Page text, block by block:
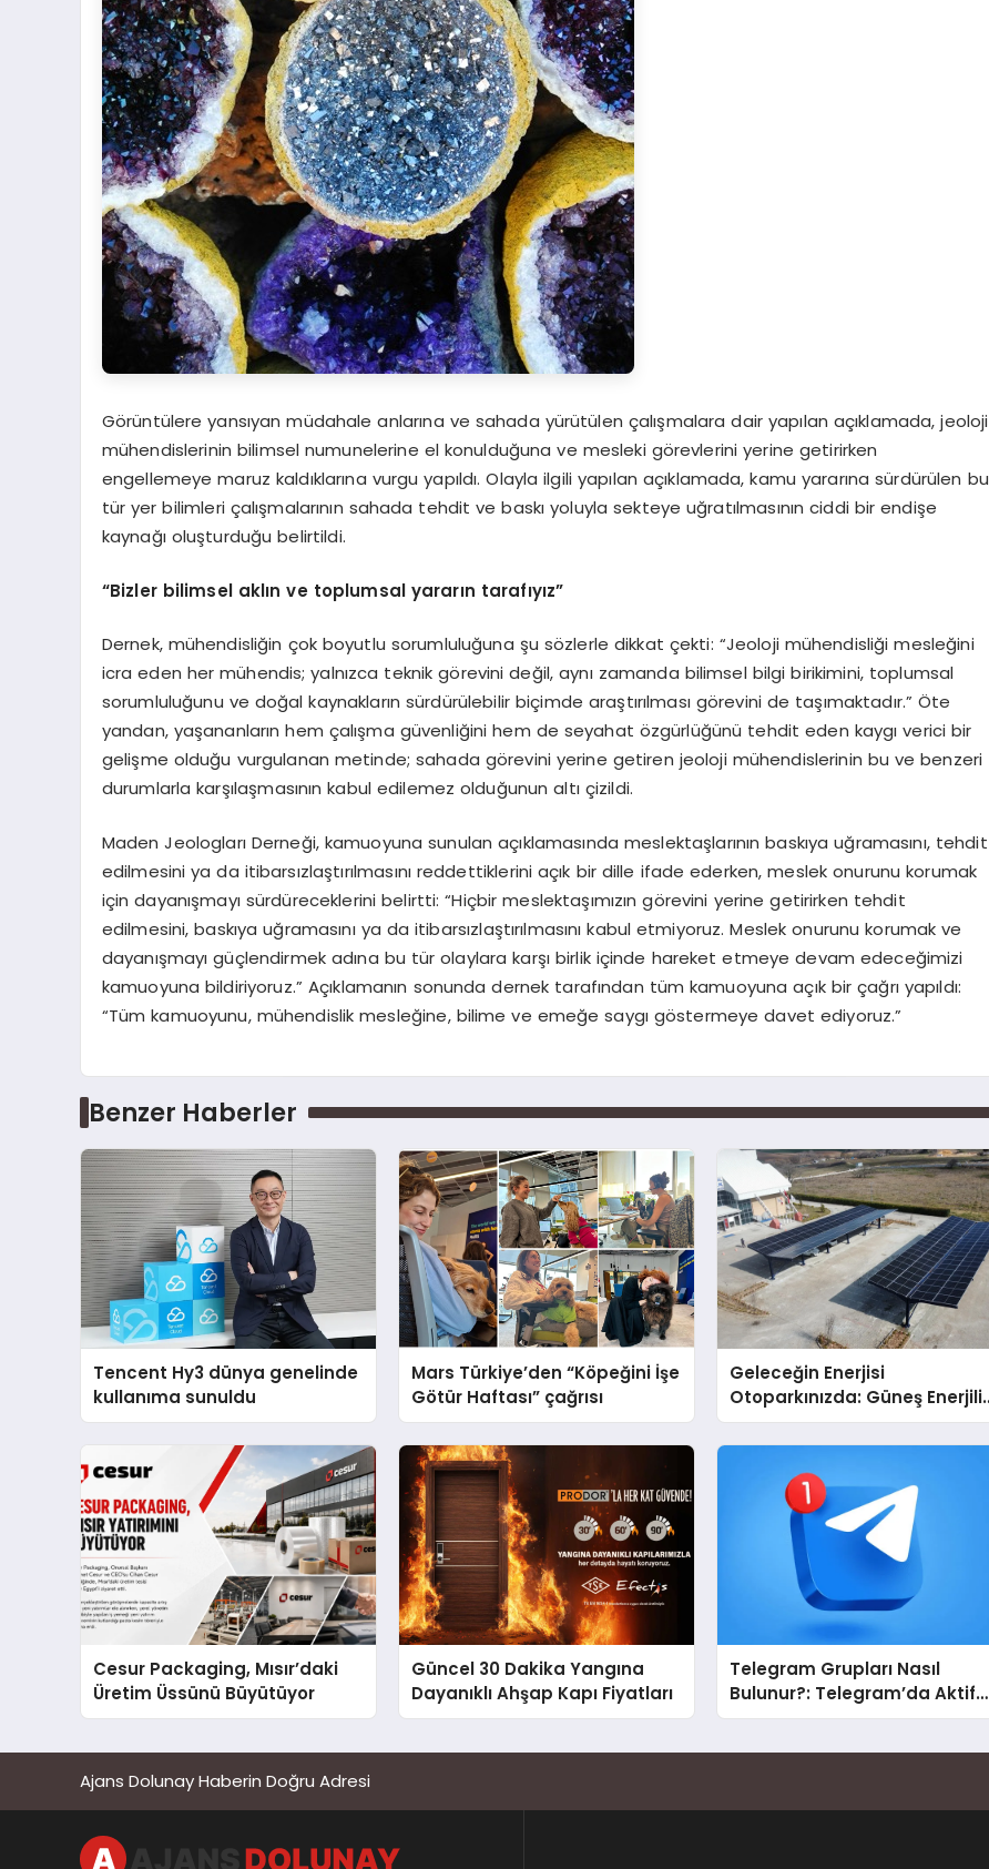
Görüntülere yansıyan müdahale anlarına ve sahada yürütülen çalışmalara dair yapılan açıklamada, jeoloji
mühendislerinin bilimsel numunelerine el konulduğuna ve mesleki görevlerini yerine getirirken
engellemeye maruz kaldıklarına vurgu yapıldı. Olayla ilgili yapılan açıklamada, kamu yararına sürdürülen bu
tür yer bilimleri çalışmalarının sahada tehdit ve baskı yoluyla sekteye uğratılmasının ciddi bir endişe
kaynağı oluşturduğu belirtildi.
“Bizler bilimsel aklın ve toplumsal yararın tarafıyız”
Dernek, mühendisliğin çok boyutlu sorumluluğuna şu sözlerle dikkat çekti: “Jeoloji mühendisliği mesleğini
icra eden her mühendis; yalnızca teknik görevini değil, aynı zamanda bilimsel bilgi birikimini, toplumsal
sorumluluğunu ve doğal kaynakların sürdürülebilir biçimde araştırılması görevini de taşımaktadır.” Öte
yandan, yaşananların hem çalışma güvenliğini hem de seyahat özgürlüğünü tehdit eden kaygı verici bir
gelişme olduğu vurgulanan metinde; sahada görevini yerine getiren jeoloji mühendislerinin bu ve benzeri
durumlarla karşılaşmasının kabul edilemez olduğunun altı çizildi.
Maden Jeologları Derneği, kamuoyuna sunulan açıklamasında meslektaşlarının baskıya uğramasını, tehdit
edilmesini ya da itibarsızlaştırılmasını reddettiklerini açık bir dille ifade ederken, meslek onurunu korumak
için dayanışmayı sürdüreceklerini belirtti: “Hiçbir meslektaşımızın görevini yerine getirirken tehdit
edilmesini, baskıya uğramasını ya da itibarsızlaştırılmasını kabul etmiyoruz. Meslek onurunu korumak ve
dayanışmayı güçlendirmek adına bu tür olaylara karşı birlik içinde hareket etmeye devam edeceğimizi
kamuoyuna bildiriyoruz.” Açıklamanın sonunda dernek tarafından tüm kamuoyuna açık bir çağrı yapıldı:
“Tüm kamuoyunu, mühendislik mesleğine, bilime ve emeğe saygı göstermeye davet ediyoruz.”
Benzer Haberler
Tencent Hy3 dünya genelinde
kullanıma sunuldu
Mars Türkiye’den “Köpeğini İşe
Götür Haftası” çağrısı
Geleceğin Enerjisi
Otoparkınızda: Güneş Enerjili
Carport (Solar Otopark)
Nedir?
Cesur Packaging, Mısır’daki
Üretim Üssünü Büyütüyor
Güncel 30 Dakika Yangına
Dayanıklı Ahşap Kapı Fiyatları
Telegram Grupları Nasıl
Bulunur?: Telegram’da Aktif
Topluluk Bulmanın Yolları
Ajans Dolunay Haberin Doğru Adresi